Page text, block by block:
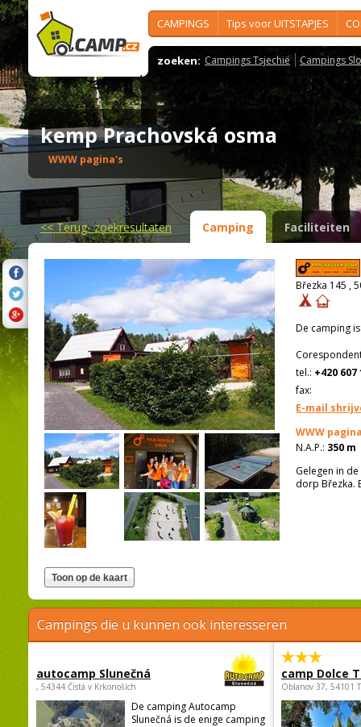
CAMPINGS Tips voor UITSTAPJES
zoeken: Campings Tsjechië Campings
kemp Prachovská osma
WWW pagina's
<<Terug- zoekresultaten Camping Faciliteiten
Březka 145 ,
De camping
tel.: +420 607
fax:
E-mail
WWW
N.A.P.: 350 m
Gelegen in
dorp Březka.
Campings die u kunnen ook interesseren
autocamp Slunečná
, 54344 Čistá v Krkonoších
De camping Autocamp
Slunečná is de enige camping
camp Dolce
Oblanov 37, 54101